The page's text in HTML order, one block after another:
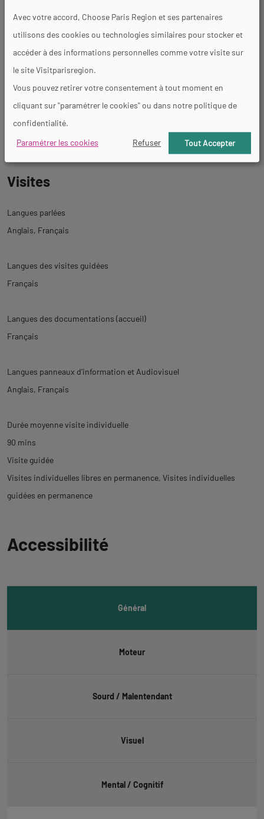
Services
Visites pédagogiques
Visites
Langues parlées
Anglais Français
Langues des visites guidées
Français
Langues des documentations (accueil)
Français
Langues panneaux d'information et Audiovisuel
Anglais Français
Durée moyenne visite individuelle
90 mins
Visite guidée
Visites individuelles libres en permanence Visites individuelles
guidées en permanence
à
Accessibilité
Général
Moteur
Sourd / Malentendant
Visuel
Mental / Cognitif
Avec votre accord, Choose Paris Region et ses partenaires
utilisons des cookies ou technologies similaires pour stocker et
accéder à des informations personnelles comme votre visite sur
le site Visitparisregion.
Vous pouvez retirer votre consentement à tout moment en
cliquant sur "paramétrer le cookies" ou dans notre politique de
confidentialité.
Paramétrer les cookies
Refuser Tout Accepter